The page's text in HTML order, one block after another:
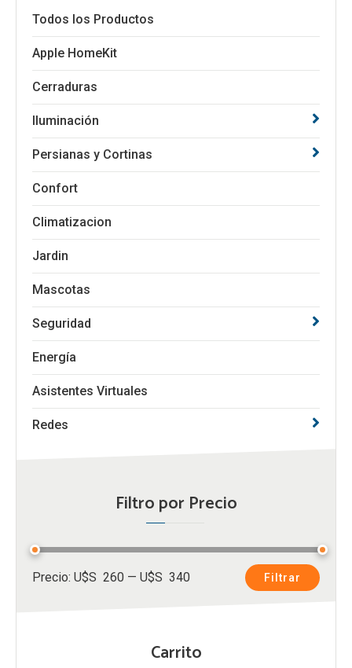
Todos los Productos
Apple HomeKit
Cerraduras
Iluminación
Persianas y Cortinas
Confort
Climatizacion
Jardin
Mascotas
Seguridad
Energía
Asistentes Virtuales
Redes
Filtro por Precio
Precio
Precio
Filtrar
Precio: U$S 260 — U$S 340
Carrito